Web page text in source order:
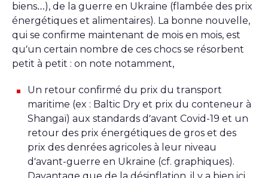
biens…), de la guerre en Ukraine (flambée des prix
énergétiques et alimentaires). La bonne nouvelle,
qui se confirme maintenant de mois en mois, est
qu’un certain nombre de ces chocs se résorbent
petit à petit : on note notamment,
Un retour confirmé du prix du transport
maritime (ex : Baltic Dry et prix du conteneur à
Shangaï) aux standards d’avant Covid-19 et un
retour des prix énergétiques de gros et des
prix des denrées agricoles à leur niveau
d’avant-guerre en Ukraine (cf. graphiques).